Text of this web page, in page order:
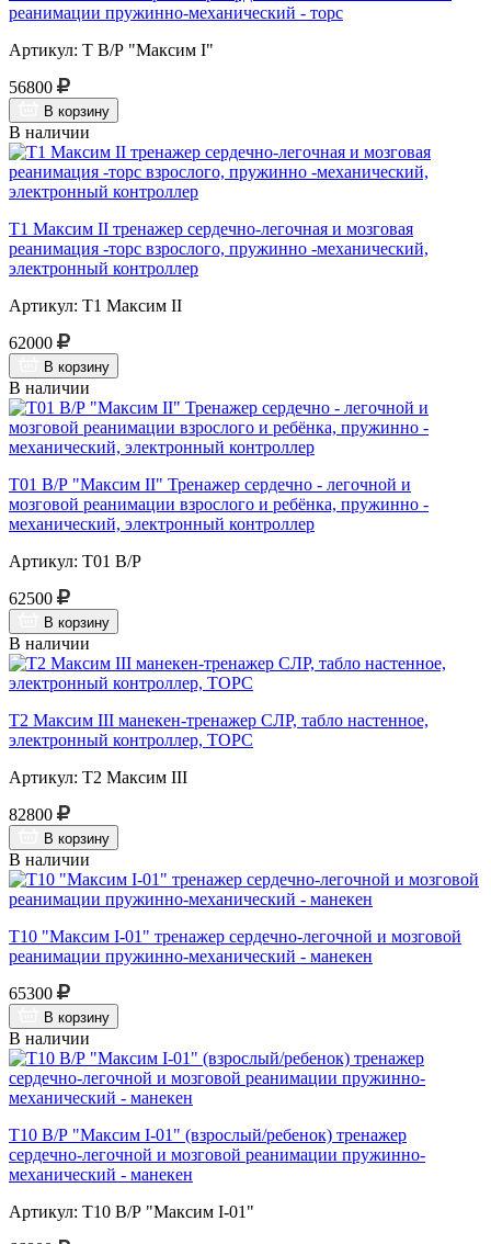
реанимации пружинно-механический - торс
Артикул: Т В/Р "Максим I"
56800
В корзину
В наличии
Т1 Максим II тренажер сердечно-легочная и мозговая
реанимация -торс взрослого, пружинно -механический,
электронный контроллер
Артикул: Т1 Максим II
62000
В корзину
В наличии
Т01 В/Р "Максим II" Тренажер сердечно - легочной и
мозговой реанимации взрослого и ребёнка, пружинно -
механический, электронный контроллер
Артикул: Т01 В/Р
62500
В корзину
В наличии
Т2 Максим III манекен-тренажер СЛР, табло настенное,
электронный контроллер, ТОРС
Артикул: Т2 Максим III
82800
В корзину
В наличии
Т10 "Максим I-01" тренажер сердечно-легочной и мозговой
реанимации пружинно-механический - манекен
65300
В корзину
В наличии
Т10 В/Р "Максим I-01" (взрослый/ребенок) тренажер
сердечно-легочной и мозговой реанимации пружинно-
механический - манекен
Артикул: Т10 В/Р "Максим I-01"